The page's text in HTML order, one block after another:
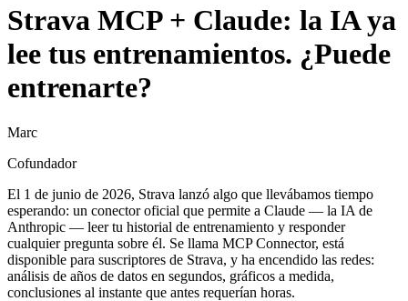
Strava MCP + Claude: la IA ya
lee tus entrenamientos. ¿Puede
entrenarte?
Marc
Cofundador
El 1 de junio de 2026, Strava lanzó algo que llevábamos tiempo
esperando: un conector oficial que permite a Claude — la IA de
Anthropic — leer tu historial de entrenamiento y responder
cualquier pregunta sobre él. Se llama MCP Connector, está
disponible para suscriptores de Strava, y ha encendido las redes:
análisis de años de datos en segundos, gráficos a medida,
conclusiones al instante que antes requerían horas.